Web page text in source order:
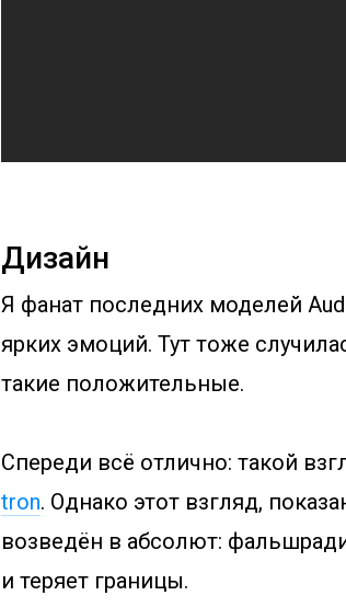
Дизайн
Я фанат последних моделей
ярких эмоций. Тут тоже
такие положительные.
Спереди всё отлично: такой
tron. Однако этот взгляд,
возведён в абсолют:
и теряет границы.